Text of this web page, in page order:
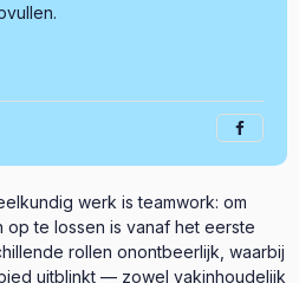
werk is teamwork: om
te lossen is vanaf het eerste
rollen onontbeerlijk, waarbij
uitblinkt — zowel vakinhoudelijk